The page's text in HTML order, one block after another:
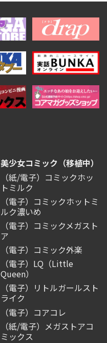
美少女コミック（移植中）
（紙/電子）コミックホッ
トミルク
（電子）コミックホットミ
ルク濃いめ
（電子）コミックメガスト
ア
（電子）コミック外楽
（電子）LQ（Little
Queen）
（電子）リトルガールスト
ライク
（電子）コアコレ
（紙/電子）メガストアコ
ミックス